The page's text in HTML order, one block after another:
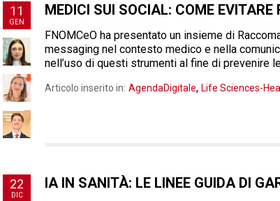
11
GEN
MEDICI SUI SOCIAL: COME EVITARE
FNOMCeO ha presentato un insieme di
messaging nel contesto medico e nella
nell’uso di questi strumenti al fine di prevenire
Articolo inserito in: AgendaDigitale, Life Sciences-
22
DIC
IA IN SANITÀ: LE LINEE GUIDA DI